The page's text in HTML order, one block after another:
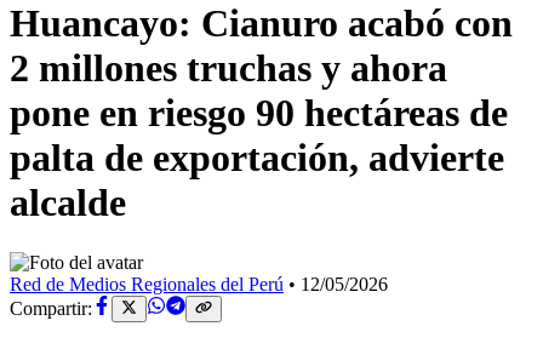
Huancayo: Cianuro acabó con
2 millones truchas y ahora
pone en riesgo 90 hectáreas de
palta de exportación, advierte
alcalde
Red de Medios Regionales del Perú • 12/05/2026
Compartir: